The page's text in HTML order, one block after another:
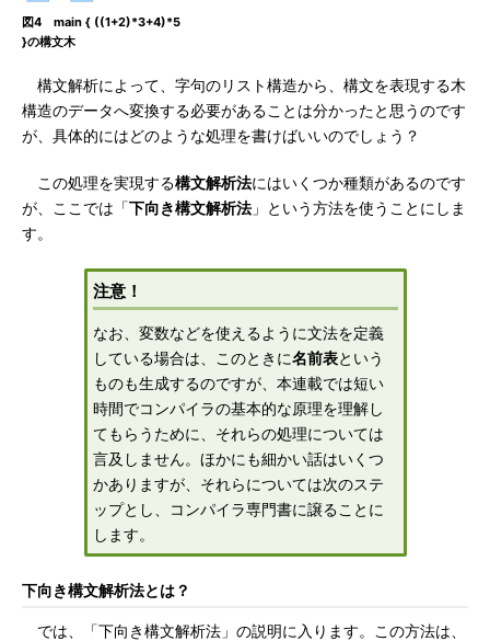
図4 main { ((1+2)*3+4)*5
}の構文木
構文解析によって、字句のリスト構造から、構文を表現する木
構造のデータへ変換する必要があることは分かったと思うのです
が、具体的にはどのような処理を書けばいいのでしょう？
この処理を実現する構文解析法にはいくつか種類があるのです
が、ここでは「下向き構文解析法 」という方法を使うことにしま
す。
注意！
なお、変数などを使えるように文法を定義
している場合は、このときに名前表という
ものも生成するのですが、本連載では短い
時間でコンパイラの基本的な原理を理解し
てもらうために、それらの処理については
言及しません。ほかにも細かい話はいくつ
かありますが、それらについては次のステ
ップとし、コンパイラ専門書に譲ることに
します。
下向き構文解析法とは？
では、「下向き構文解析法」の説明に入ります。この方法は、